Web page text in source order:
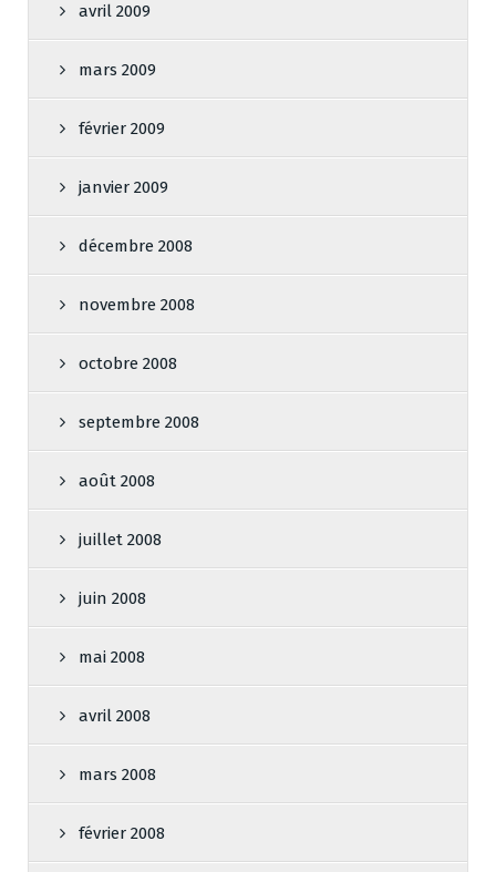
avril 2009
mars 2009
février 2009
janvier 2009
décembre 2008
novembre 2008
octobre 2008
septembre 2008
août 2008
juillet 2008
juin 2008
mai 2008
avril 2008
mars 2008
février 2008